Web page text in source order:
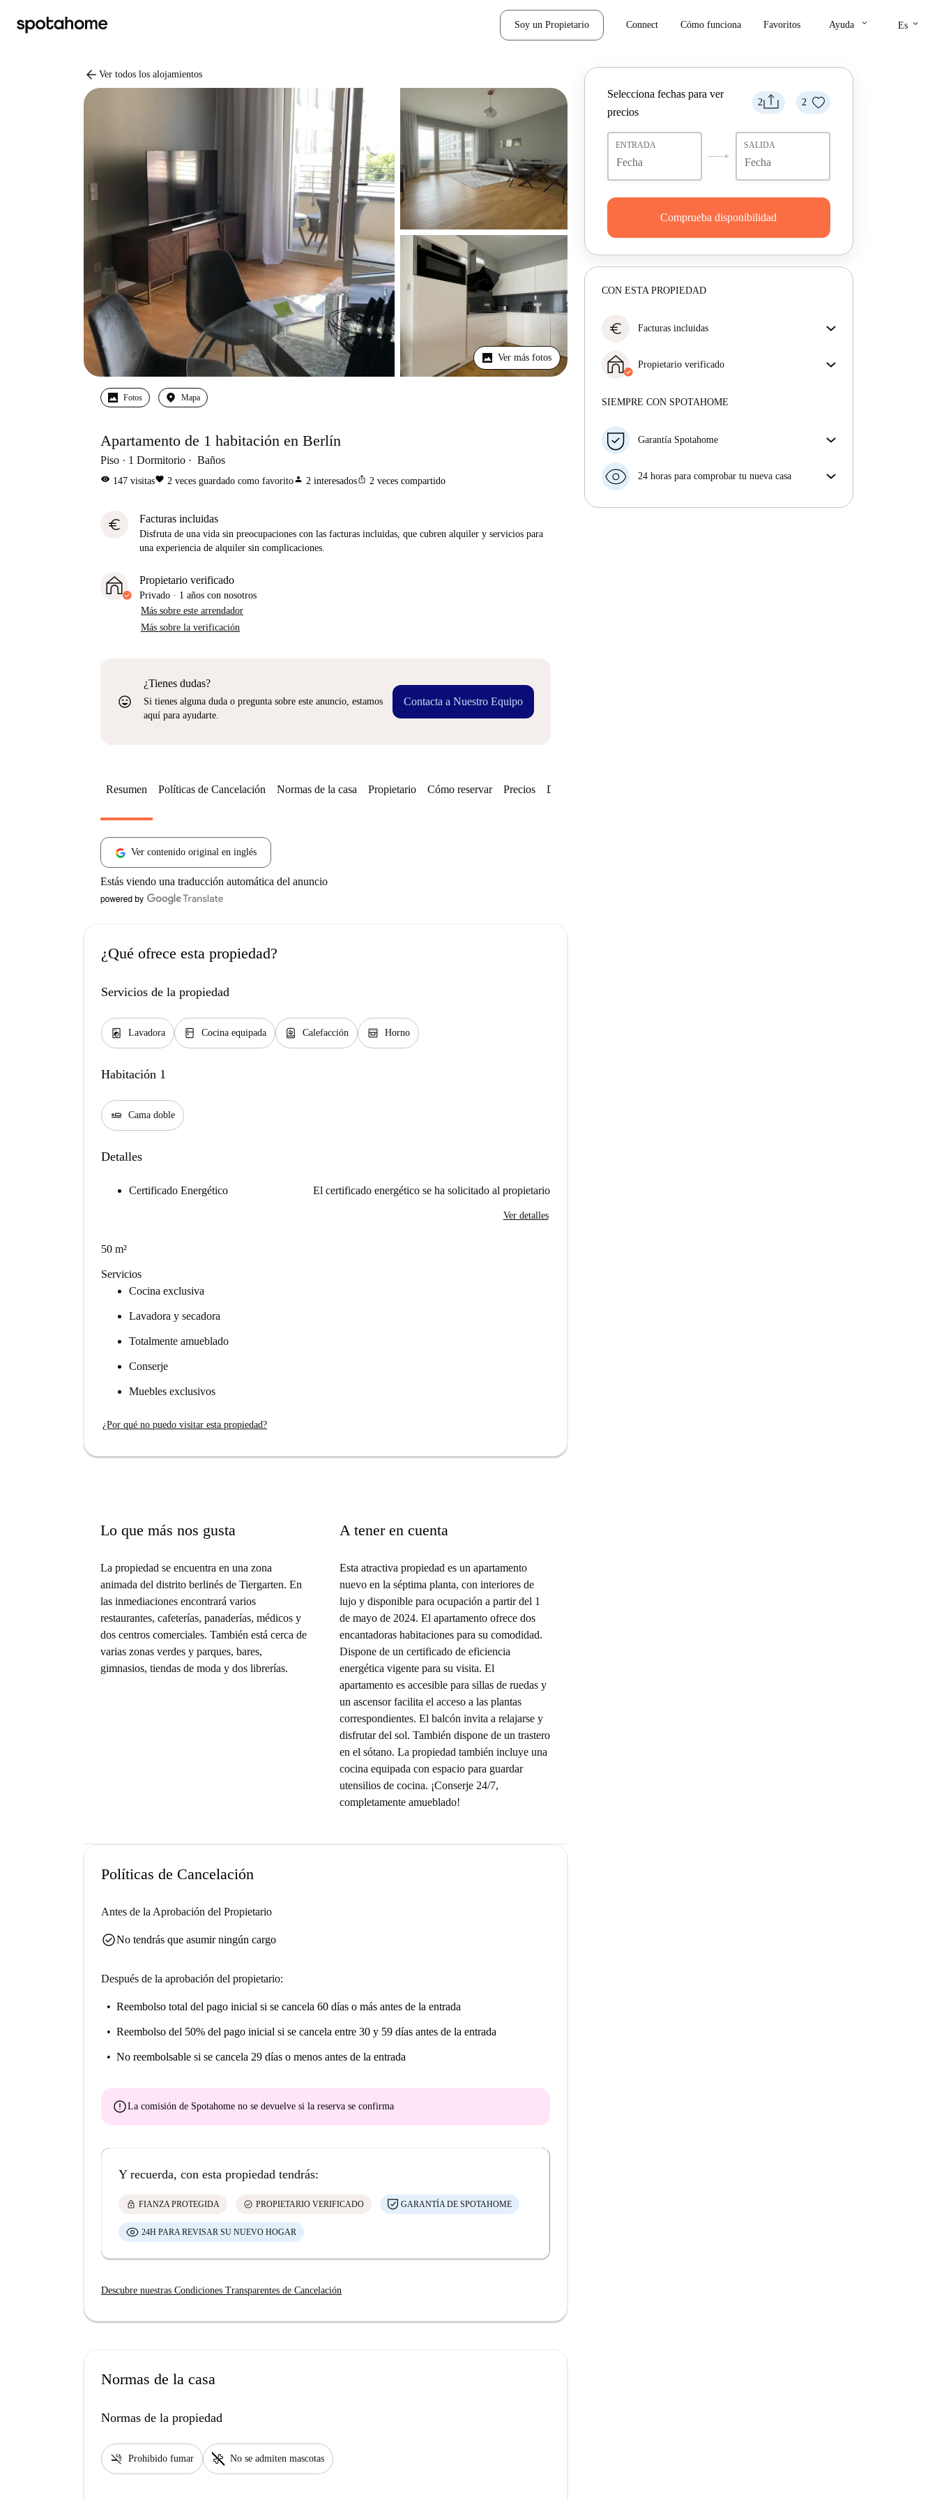
Soy un Propietario Connect Cómo funciona Favoritos Ayuda keyboard_arrow_down Es keyboard_arrow_down
arrow_back Ver todos los alojamientos
Ver más fotos
Fotos Mapa
Apartamento de 1 habitación en Berlín
Piso 1 Dormitorio Baños
visibility 147 visitasfavorite 2 veces guardado como favoritoperson 2 interesadosios_share 2 veces compartido
euro Facturas incluidas
Disfruta de una vida sin preocupaciones con las facturas incluidas, que cubren alquiler y servicios para
una experiencia de alquiler sin complicaciones.
Propietario verificado
Privado · 1 años con nosotros
Más sobre este arrendador
Más sobre la verificación
sentiment_very_satisfied
¿Tienes dudas?
Si tienes alguna duda o pregunta sobre este anuncio, estamos
aquí para ayudarte.
Contacta a Nuestro Equipo
2 2
Selecciona fechas para ver
precios
ENTRADA SALIDA
Comprueba disponibilidad
CON ESTA PROPIEDAD
euro Facturas incluidas
facturas incluidas, que cubren alquiler y servicios
para una experiencia de alquiler sin complicaciones.
Propietario verificado
Más sobre este arrendador
SIEMPRE CON SPOTAHOME
Garantía Spotahome
horas previas a la fecha de entrada, Spotahome A) te
el hotel hasta que encuentres nueva casa o B) te hará
24 horas para comprobar tu nueva casa
Resumen Políticas de Cancelación Normas de la casa Propietario Cómo reservar Precios Disponibilidades
Ver contenido original en inglés
Estás viendo una traducción automática del anuncio
¿Qué ofrece esta propiedad?
Servicios de la propiedad
local_laundry_service Lavadora kitchen Cocina equipada water_heater Calefacción oven_gen Horno
Habitación 1
airline_seat_flat Cama doble
Detalles
Certificado Energético El certificado energético se ha solicitado al propietario
Ver detalles
50 m²
Servicios
Cocina exclusiva
Lavadora y secadora
Totalmente amueblado
Conserje
Muebles exclusivos
¿Por qué no puedo visitar esta propiedad?
Lo que más nos gusta
La propiedad se encuentra en una zona
animada del distrito berlinés de Tiergarten. En
las inmediaciones encontrará varios
restaurantes, cafeterías, panaderías, médicos y
dos centros comerciales. También está cerca de
varias zonas verdes y parques, bares,
gimnasios, tiendas de moda y dos librerías.
A tener en cuenta
Esta atractiva propiedad es un apartamento
nuevo en la séptima planta, con interiores de
lujo y disponible para ocupación a partir del 1
de mayo de 2024. El apartamento ofrece dos
encantadoras habitaciones para su comodidad.
Dispone de un certificado de eficiencia
energética vigente para su visita. El
apartamento es accesible para sillas de ruedas y
un ascensor facilita el acceso a las plantas
correspondientes. El balcón invita a relajarse y
disfrutar del sol. También dispone de un trastero
en el sótano. La propiedad también incluye una
cocina equipada con espacio para guardar
utensilios de cocina. ¡Conserje 24/7,
completamente amueblado!
Políticas de Cancelación
Antes de la Aprobación del Propietario
check_circleNo tendrás que asumir ningún cargo
Después de la aprobación del propietario:
Reembolso total del pago inicial si se cancela 60 días o más antes de la entrada
Reembolso del 50% del pago inicial si se cancela entre 30 y 59 días antes de la entrada
No reembolsable si se cancela 29 días o menos antes de la entrada
errorLa comisión de Spotahome no se devuelve si la reserva se confirma
Y recuerda, con esta propiedad tendrás:
lock FIANZA PROTEGIDA check_circle PROPIETARIO VERIFICADO GARANTÍA DE SPOTAHOME
24H PARA REVISAR SU NUEVO HOGAR
Descubre nuestras Condiciones Transparentes de Cancelación
Normas de la casa
Normas de la propiedad
smoke_free Prohibido fumar pet_supplies No se admiten mascotas